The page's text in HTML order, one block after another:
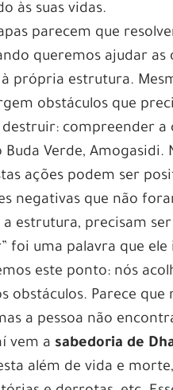
às suas vidas.
parecem que
queremos ajudar as
própria estrutura.
obstáculos que
compreender a
Verde, Amogasidi.
ações podem ser
negativas que não
estrutura, precisam
foi uma palavra que
este ponto: nós
obstáculos. Parece
a pessoa não
vem a sabedoria de
além de vida e